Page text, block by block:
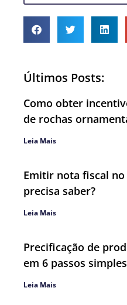
Últimos Posts:
Como obter
de rochas
Leia Mais
Emitir nota fiscal
precisa saber?
Leia Mais
Precificação de
em 6 passos simples
Leia Mais